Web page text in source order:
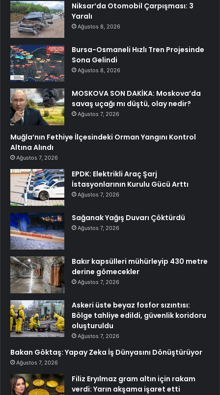
Niksar’da Otomobil Çarpışması: 3
Yaralı
Ağustos 8, 2026
Bursa-Osmaneli Hızlı Tren Projesinde
Sona Gelindi
Ağustos 8, 2026
MOSKOVA SON DAKİKA: Moskova’da
savaş uçağı mı düştü, olay nedir?
Ağustos 7, 2026
Muğla’nın Fethiye İlçesindeki Orman Yangını Kontrol
Altına Alındı
Ağustos 7, 2026
EPDK: Elektrikli Araç Şarj
İstasyonlarının Kurulu Gücü Arttı
Ağustos 7, 2026
Sağanak Yağış Duvarı Çöktürdü
Ağustos 7, 2026
Bakır kapsülleri mühürleyip 430 metre
derine gömecekler
Ağustos 7, 2026
Askeri üste beyaz fosfor sızıntısı:
Bölge tahliye edildi, güvenlik koridoru
oluşturuldu
Ağustos 7, 2026
Bakan Göktaş: Yapay Zeka İş Dünyasını Dönüştürüyor
Ağustos 7, 2026
Filiz Eryılmaz gram altın için rakam
verdi: Yarın akşama işaret etti